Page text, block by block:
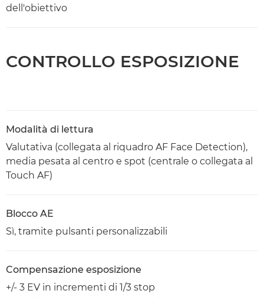
dell'obiettivo
CONTROLLO ESPOSIZIONE
Modalità di lettura
Valutativa (collegata al riquadro AF Face Detection),
media pesata al centro e spot (centrale o collegata al
Touch AF)
Blocco AE
Sì, tramite pulsanti personalizzabili
Compensazione esposizione
+/- 3 EV in incrementi di 1/3 stop